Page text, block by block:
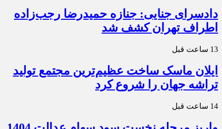
دادسرای جنایی: جنازه حمیدرضا رجب‌زاده
اطراف تهران کشف شد
13 ساعت قبل
ایلان ماسک ساخت عظیم‌ترین مجتمع تولید
تراشه جهان را شروع کرد
14 ساعت قبل